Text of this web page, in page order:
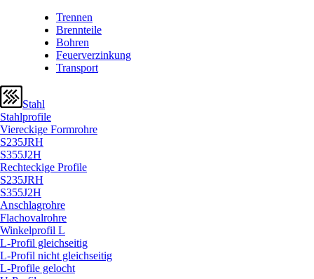
Trennen
Brennteile
Bohren
Feuerverzinkung
Transport
Stahl
Stahlprofile
Viereckige Formrohre
S235JRH
S355J2H
Rechteckige Profile
S235JRH
S355J2H
Anschlagrohre
Flachovalrohre
Winkelprofil L
L-Profil gleichseitig
L-Profil nicht gleichseitig
L-Profile gelocht